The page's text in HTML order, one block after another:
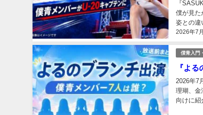
2026年7
『
僕が見た
姿との違
僕青入門
『よ
2026年7
理瑚、金
向けに紹